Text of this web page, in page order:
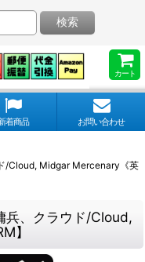
カート
検索
着商品 お問い合わせ
/Cloud, Midgar Mercenary《英
兵、クラウド/Cloud,
】